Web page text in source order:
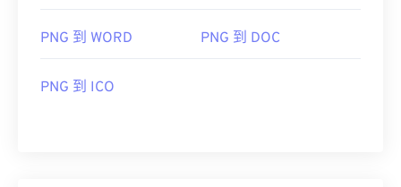
PNG 到 WORD PNG 到 DOC
PNG 到 ICO